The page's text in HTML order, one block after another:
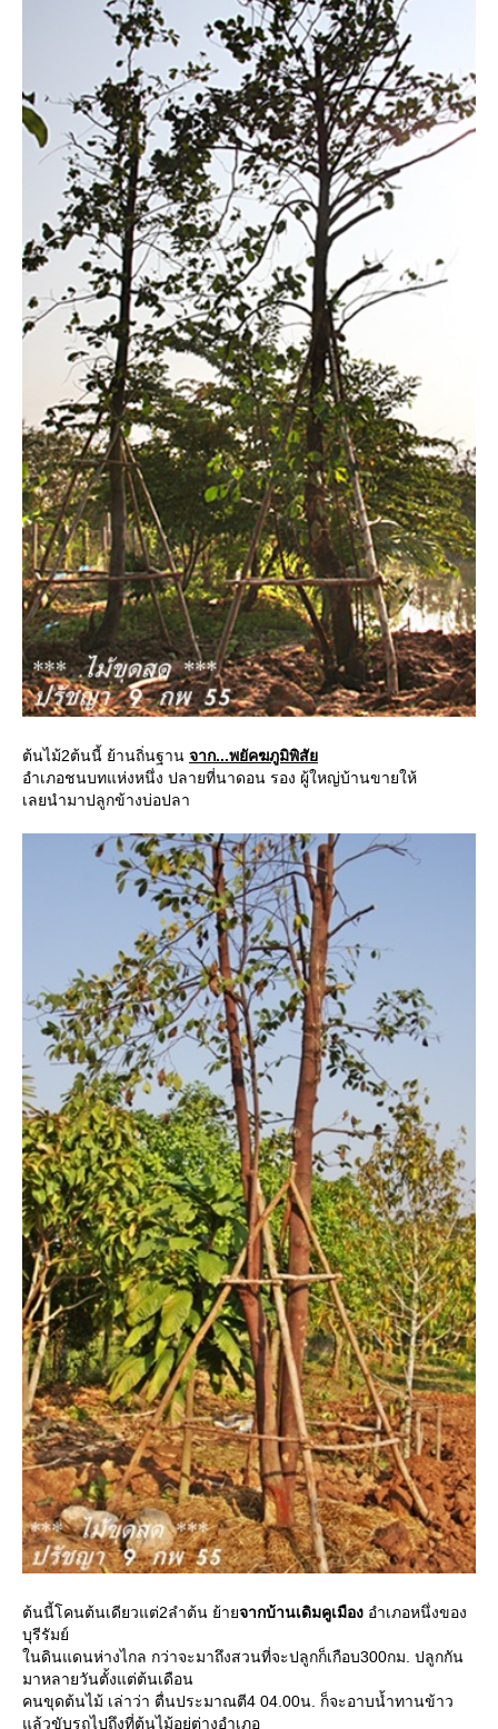
ต้นไม้2ต้นนี้ ย้านถิ่นฐาน จาก...พยัคฆภูมิพิสั
อำเภอชนบทแห่งหนึ่ง ปลายที่นาดอน รอง ผู้ใหญ่บ้านขายให้
เลยนำมาปลูกข้างบ่อปลา
ต้นนี้โคนต้นเดียวแต่2ลำต้น ย้าจากบ้านเดิมคูเมือง อำเภอหนึ่งของ
บุรีรัมย์
นดินแดนห่างไกล กว่าจะมาถึงสวนที่จะปลูกก็เกือบ300กม. ปลูกกัน
มาหลายวันตั้งแต่ต้นเดือน
คนขุดต้นไม้ เล่าว่า ตื่นประมาณตี4 04.00น. ก็จะอาบน้ำทานข้าว
ล้วขับรถไปถึงที่ต้นไม้อยู่ต่างอำเภอ